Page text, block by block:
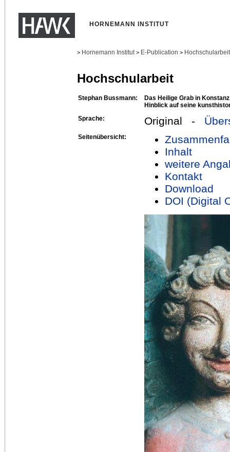
HORNEMANN INSTITUT
> Hornemann Institut > E-Publication >
Hochschularbeit
Stephan Bussmann:
Das Heilige Grab in
Hinblick auf seine
Sprache:
Original -
Seitenübersicht:
Inhalt
weitere
Kontakt
Download
DOI (Digital